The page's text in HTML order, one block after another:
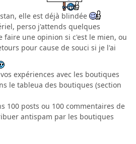
elle est déjà blindée
perso j'attends quelques
faire une opinion si c'est le mien, ou
pour cause de souci si je l'ai
expériences avec les boutiques
le tableua des boutiques (section
100 posts ou 100 commentaires de
antispam par les boutiques